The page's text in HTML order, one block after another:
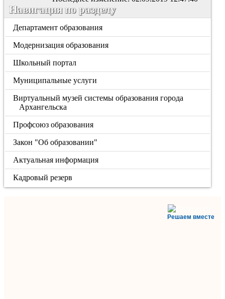
Навигация по разделу
Департамент образования
Модернизация образования
Школьный портал
Муниципальные услуги
Виртуальный музей системы образования города
Архангельска
Профсоюз образования
Закон "Об образовании"
Актуальная информация
Кадровый резерв
Решаем вместе